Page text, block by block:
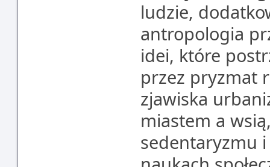
ludzie,
antropologia
idei, które
przez pryzmat
zjawiska
miastem a
sedentaryzmu